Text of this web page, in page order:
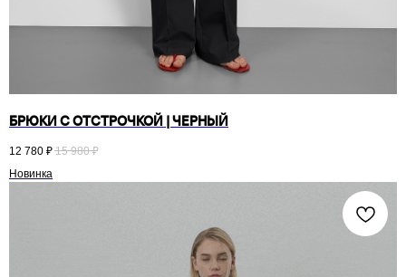
БРЮКИ С ОТСТРОЧКОЙ | ЧЕРНЫЙ
12 780 ₽ 15 980 ₽
Новинка